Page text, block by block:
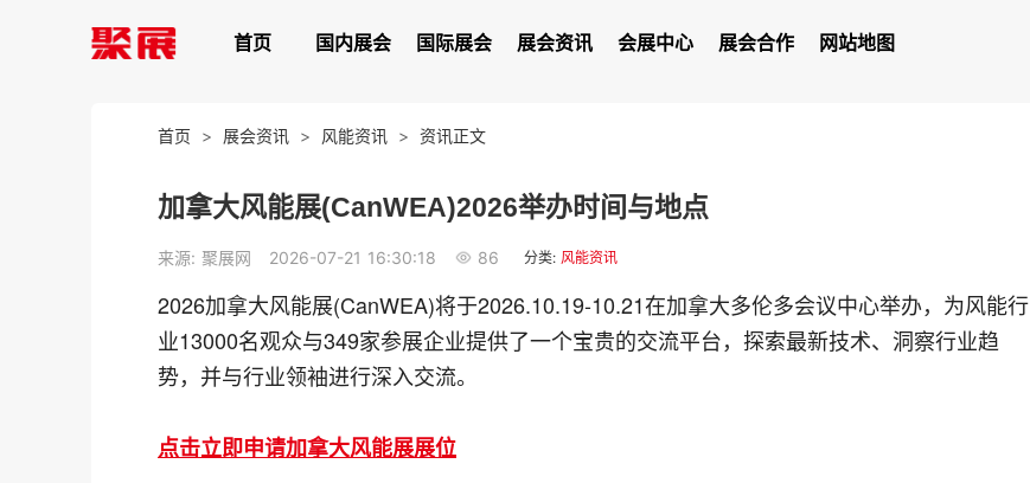
首页 国内展会 国际展会 展会资讯 会展中心 展会合作 网站地图
首页 > 展会资讯 > 风能资讯 > 资讯正文
加拿大风能展(CanWEA)2026举办时间与地点
来源: 聚展网 2026-07-21 16:30:18 86 分类: 风能资讯
2026加拿大风能展(CanWEA)将于2026.10.19-10.21在加拿大多伦多会议中心举办，为风能行
业13000名观众与349家参展企业提供了一个宝贵的交流平台，探索最新技术、洞察行业趋
势，并与行业领袖进行深入交流。
点击立即申请加拿大风能展展位